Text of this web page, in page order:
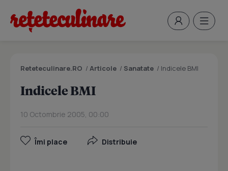
Reteteculinare.RO / Articole / Sanatate / Indicele BMI
Indicele BMI
10 Octombrie 2005, 00:00
Îmi place Distribuie